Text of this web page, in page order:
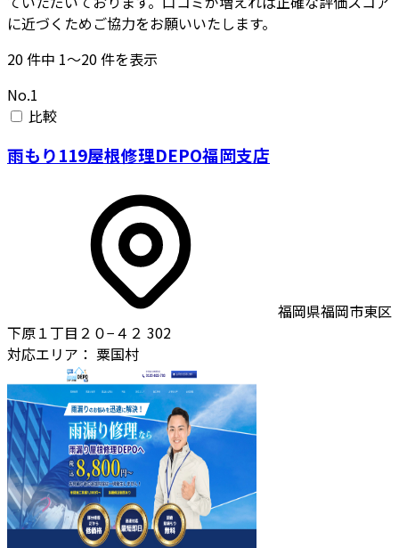
に近づくためご協力をお願いいたします。
20件中 1〜20件を表示
No.1
比較
雨もり119屋根修理DEPO福岡支店
福岡県福岡市東区
下原１丁目２０−４２ 302
対応エリア： 粟国村